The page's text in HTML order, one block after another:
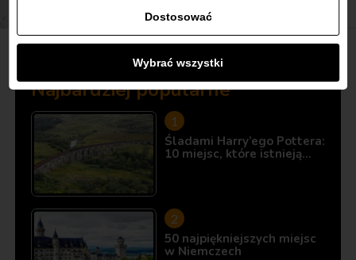
Najbardziej popularne
Śladami Harry’ego Pottera:
10 miejsc, które istnieją…
50 najpiękniejszych miejsc
w Niemczech
Dostosować
Wybrać wszystki